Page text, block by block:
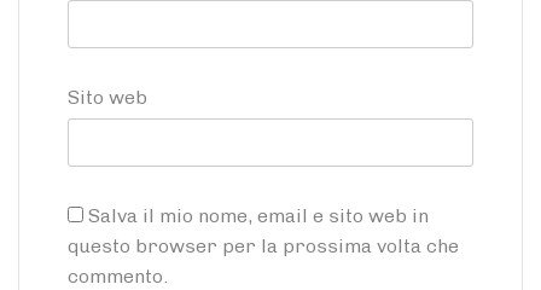
Sito web
Salva il mio nome, email e sito web in
questo browser per la prossima volta che
commento.